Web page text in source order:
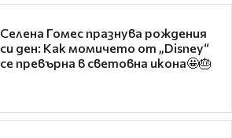
Селена Гомес празнува рождения
си ден: Как момичето от „Disney“
се превърна в световна икона🤩🎂